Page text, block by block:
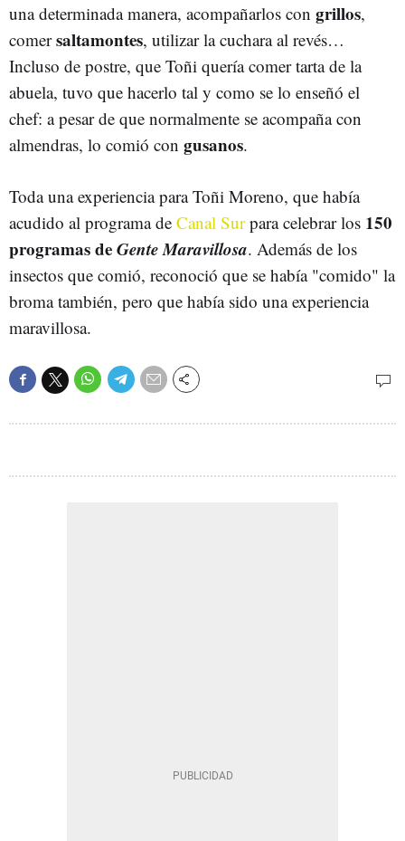
una determinada manera, acompañarlos con grillos,
comersaltamontes, utilizar la cuchara al revés…
Incluso de postre, que Toñi quería comer tarta de la
abuela, tuvo que hacerlo tal y como se lo enseñó el
chef: a pesar de que normalmente se acompaña con
almendras, lo comió con gusanos.
Toda una experiencia para Toñi Moreno, que había
acudido al programa de Canal Surpara celebrar los 150
programas deGente Maravillosa. Además de los
insectos que comió, reconoció que se había "comido" la
broma también, pero que había sido una experiencia
maravillosa.